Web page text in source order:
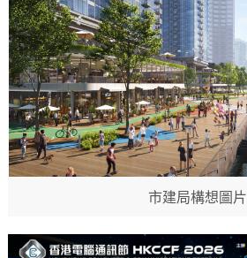
市建局構想圖片